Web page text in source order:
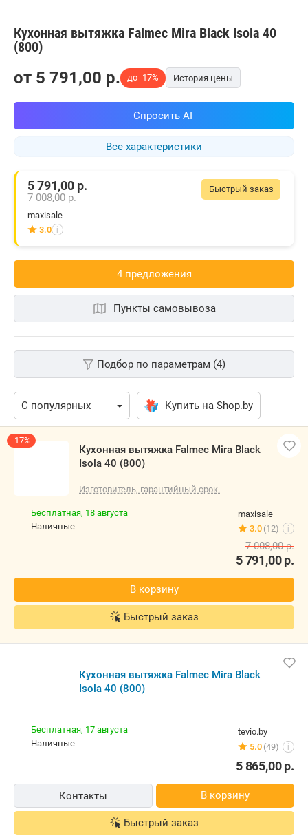
Кухонная вытяжка Falmec Mira Black Isola 40
(800)
Все характеристики
от 5 791,00 p. до -17% История цены
Спросить AI
Быстрый заказ
5 791,00 р.
7 008,00р.
maxisale
3.0 i
4 предложения
Пункты самовывоза
Подбор по параметрам (4)
Купить на Shop.by
-17%
Кухонная вытяжка Falmec Mira Black
Isola 40 (800)
Изготовитель, гарантийный срок.
maxisale
3.0 (12) i
Бесплатная, 18 августа
наличные
5 791,00р.
7 008,00р.
В корзину
Быстрый заказ
Кухонная вытяжка Falmec Mira Black
Isola 40 (800)
tevio.by
5.0 (49) i
Бесплатная, 17 августа
наличные
5 865,00р.
Контакты В корзину
Быстрый заказ